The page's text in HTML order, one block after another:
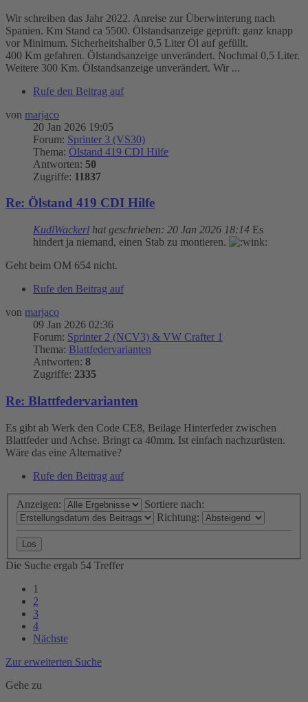
Wir schreiben das Jahr 2022. Anreise zur Überwinterung nach
Spanien. Km Stand ca 5500. Ölstandsanzeige geprüft: ganz knapp
vor Minimum. Sicherheitshalber 0,5 Liter Öl auf gefüllt.
400 Km gefahren. Ölstandsanzeige unverändert. Nochmal 0,5 Liter.
Weitere 300 Km. Ölstandsanzeige unverändert. Wir ...
Rufe den Beitrag auf
von marjaco
20 Jan 2026 19:05
Forum: Sprinter 3 (VS30)
Thema: Ölstand 419 CDI Hilfe
Antworten: 50
Zugriffe: 11837
Re: Ölstand 419 CDI Hilfe
KudlWackerl hat geschrieben: 20 Jan 2026 18:14 Es
hindert ja niemand, einen Stab zu montieren.
Geht beim OM 654 nicht.
Rufe den Beitrag auf
von marjaco
09 Jan 2026 02:36
Forum: Sprinter 2 (NCV3) & VW Crafter 1
Thema: Blattfedervarianten
Antworten: 8
Zugriffe: 2335
Re: Blattfedervarianten
Es gibt ab Werk den Code CE8, Beilage Hinterfeder zwischen
Blattfeder und Achse. Bringt ca 40mm. Ist einfach nachzurüsten.
Wäre das eine Alternative?
Rufe den Beitrag auf
Anzeigen:
Sortiere nach:
Richtung:
Die Suche ergab 54 Treffer
1
2
3
4
Nächste
Zur erweiterten Suche
Gehe zu